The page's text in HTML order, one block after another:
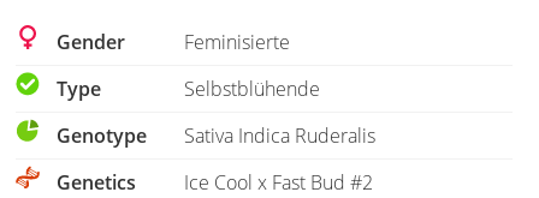
Gender
Feminisierte
Type
Selbstblühende
Genotype
Sativa Indica Ruderalis
Genetics
Ice Cool x Fast Bud #2